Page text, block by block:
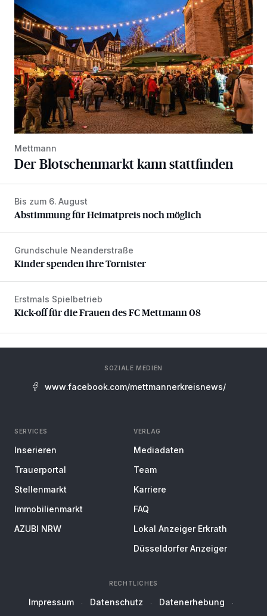
Mettmann
Der Blotschenmarkt kann stattfinden
Abstimmung für Heimatpreis noch möglich
Bis zum 6. August
Abstimmung für Heimatpreis noch möglich
Kinder spenden ihre Tornister
Grundschule Neanderstraße
Kinder spenden ihre Tornister
Kick-off für die Frauen des FC Mettmann 08
Erstmals Spielbetrieb
Kick-off für die Frauen des FC Mettmann 08
SOZIALE MEDIEN
www.facebook.com/mettmannerkreisnews/
SERVICES
Inserieren
Trauerportal
Stellenmarkt
Immobilienmarkt
AZUBI NRW
VERLAG
Mediadaten
Team
Karriere
FAQ
Lokal Anzeiger Erkrath
Düsseldorfer Anzeiger
RECHTLICHES
Impressum Datenschutz Datenerhebung